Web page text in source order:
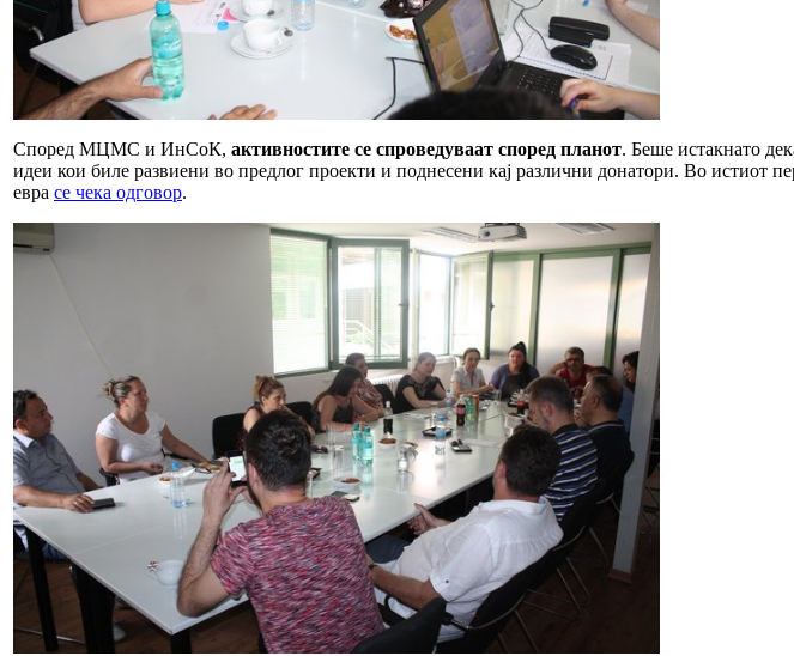
Според МЦМС и ИнСоК, активностите се спроведуваат според планот. Беше истакнато
идеи кои биле развиени во предлог проекти и поднесени кај различни донатори. Во истиот
евра се чека одговор.